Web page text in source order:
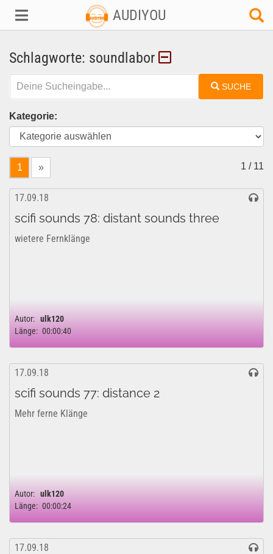
AUDIYOU
Schlagworte: soundlabor
SUCHE
Kategorie:
1 » 1 / 11
17.09.18
scifi sounds 78: distant sounds three
wietere Fernklänge
Autor: ulk120
Länge: 00:00:40
17.09.18
scifi sounds 77: distance 2
Mehr ferne Klänge
Autor: ulk120
Länge: 00:00:24
17.09.18